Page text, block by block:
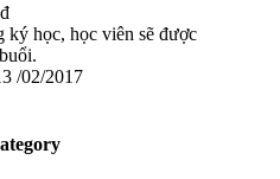
học, học viên sẽ được
/02/2017